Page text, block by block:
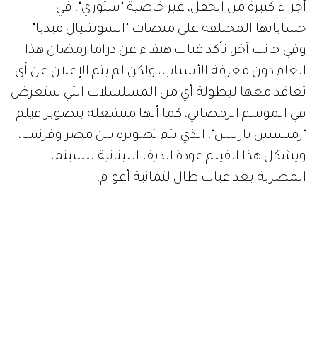
أجزاء كبيرة من الحفل، عبر خاصية "ستوري"، في
حساباتها المختلفة على منصات "السوشيال ميديا".
وفي جانب آخر، تأكد غياب هيفاء عن دراما رمضان هذا
العام دون معرفة الأسباب، ولكن لم يتم الإعلان عن أي
تعاقد معها لبطولة أي من المسلسلات التي ستعرض
في الموسم الرمضاني، كما أنها منشغلة بتصوير فيلم
"رمسيس باريس"، الذي يتم تصويره بين مصر وفرنسا،
ويشكل هذا الفيلم عودة الديفا اللبنانية للسينما
المصرية بعد غياب طال لثمانية أعوام.